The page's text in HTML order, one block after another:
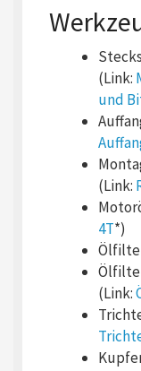
(Link:
und
(Link:
4T*)
(Link: